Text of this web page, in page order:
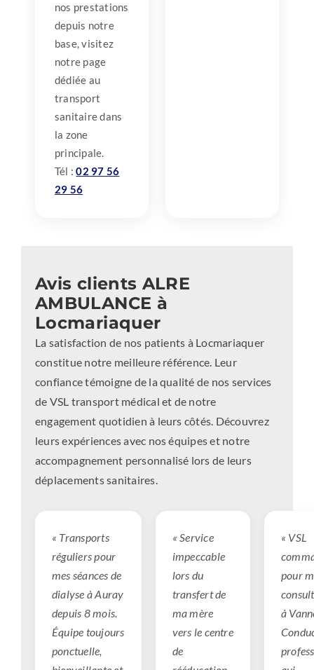
nos prestations
depuis notre
base, visitez
notre page
dédiée au
transport
sanitaire dans
la zone
principale.
Tél :02 97 56
29 56
Avis clients ALRE
AMBULANCE à
Locmariaquer
La satisfaction de nos patients à Locmariaquer
constitue notre meilleure référence. Leur
confiance témoigne de la qualité de nos services
de VSL transport médical et de notre
engagement quotidien à leurs côtés. Découvrez
leurs expériences avec nos équipes et notre
accompagnement personnalisé lors de leurs
déplacements sanitaires.
« Transports
réguliers pour
mes séances de
dialyse à Auray
depuis 8 mois.
Équipe toujours
ponctuelle,
« Service
impeccable
lors du
transfert de
ma mère
vers le centre
de
« VSL
pour
à